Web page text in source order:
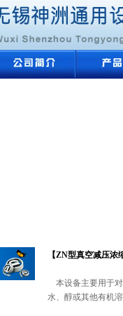
【ZN型真空减压浓
本设备主要用于对
水、醇或其他有机